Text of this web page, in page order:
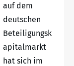
auf dem
deutschen
Beteiligungsk
apitalmarkt
hat sich im